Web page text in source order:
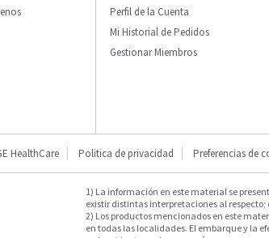
Perfil de la Cuenta
Mi Historial de Pedidos
Gestionar Miembros
HealthCare Politica de privacidad Preferencias de
1) La información en este material se
existir distintas interpretaciones al
2) Los productos mencionados en este
en todas las localidades. El embarque y la